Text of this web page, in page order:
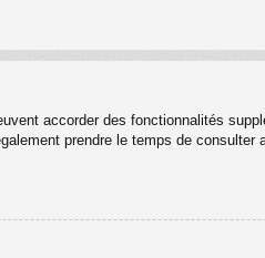
accorder des fonctionnalités
prendre le temps de consulter